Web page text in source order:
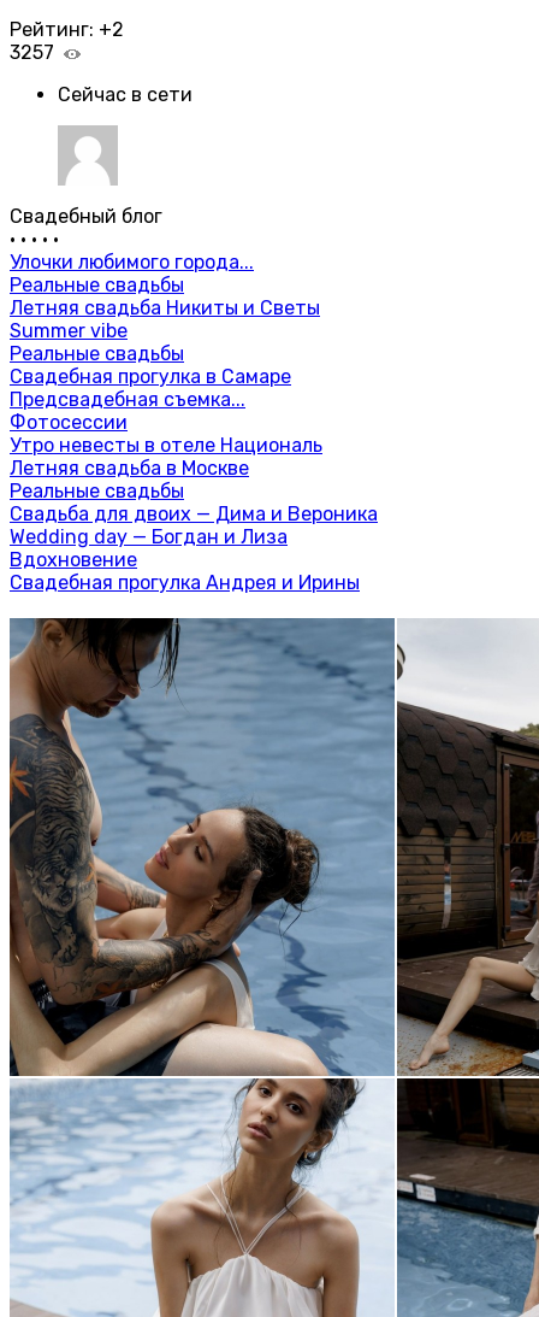
Рейтинг: +2
3257
Сейчас в сети
Свадебный блог
• • • • •
Улочки любимого города...
Реальные свадьбы
Летняя свадьба Никиты и Светы
Summer vibe
Реальные свадьбы
Свадебная прогулка в Самаре
Предсвадебная съемка...
Фотосессии
Утро невесты в отеле Националь
Летняя свадьба в Москве
Реальные свадьбы
Свадьба для двоих — Дима и Вероника
Wedding day — Богдан и Лиза
Вдохновение
Свадебная прогулка Андрея и Ирины